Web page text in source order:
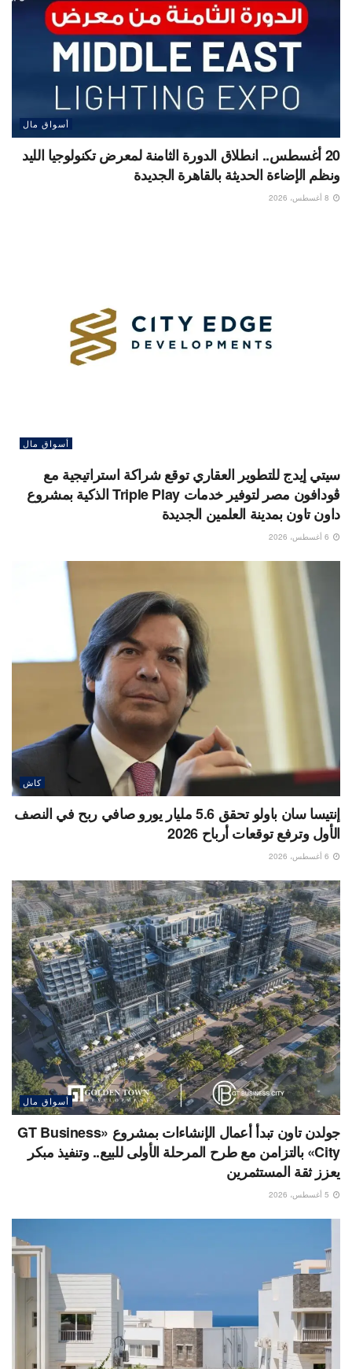
أسواق مال
20 أغسطس.. انطلاق الدورة الثامنة لمعرض تكنولوجيا الليد
ونظم الإضاءة الحديثة بالقاهرة الجديدة
أسواق مال
سيتي إيدج للتطوير العقاري توقع شراكة استراتيجية مع
ڤودافون مصر لتوفير خدمات Triple Play الذكية بمشروع
داون تاون بمدينة العلمين الجديدة
كاش
إنتيسا سان باولو تحقق 5.6 مليار يورو صافي ربح في النصف
الأول وترفع توقعات أرباح 2026
أسواق مال
جولدن تاون تبدأ أعمال الإنشاءات بمشروع «GT Business
City» بالتزامن مع طرح المرحلة الأولى للبيع.. وتنفيذ مبكر
يعزز ثقة المستثمرين